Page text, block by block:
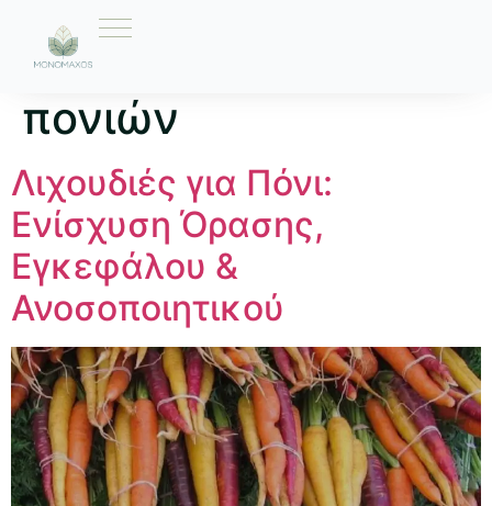
Ετικέτα:
πονιών
Λιχουδιές για Πόνι:
Ενίσχυση Όρασης,
Εγκεφάλου &
Ανοσοποιητικού